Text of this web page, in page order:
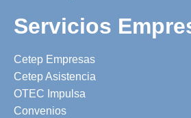
Servicios
Cetep Empresas
Cetep Asistencia
OTEC Impulsa
Convenios